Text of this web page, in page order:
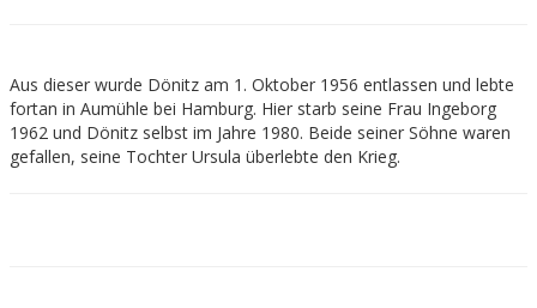
Aus dieser wurde Dönitz am 1. Oktober 1956 entlassen und lebte
fortan in Aumühle bei Hamburg. Hier starb seine Frau Ingeborg
1962 und Dönitz selbst im Jahre 1980. Beide seiner Söhne waren
gefallen, seine Tochter Ursula überlebte den Krieg.